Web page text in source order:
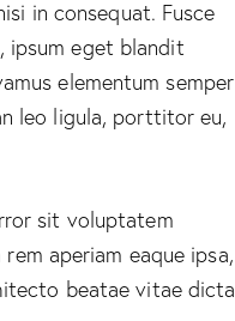
in consequat. Fusce
ipsum eget blandit
elementum semper
leo ligula, porttitor eu,
sit voluptatem
aperiam eaque ipsa,
beatae vitae dicta